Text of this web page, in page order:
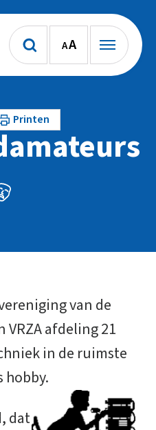
AA
Printen
van de
VRZA afdeling 21
in de ruimste
hobby.
dat